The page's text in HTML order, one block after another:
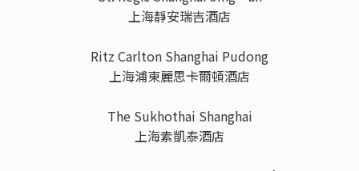
上海靜安瑞吉酒店
Ritz Carlton Shanghai Pudong
上海浦東麗思卡爾頓酒店
The Sukhothai Shanghai
上海素凱泰酒店